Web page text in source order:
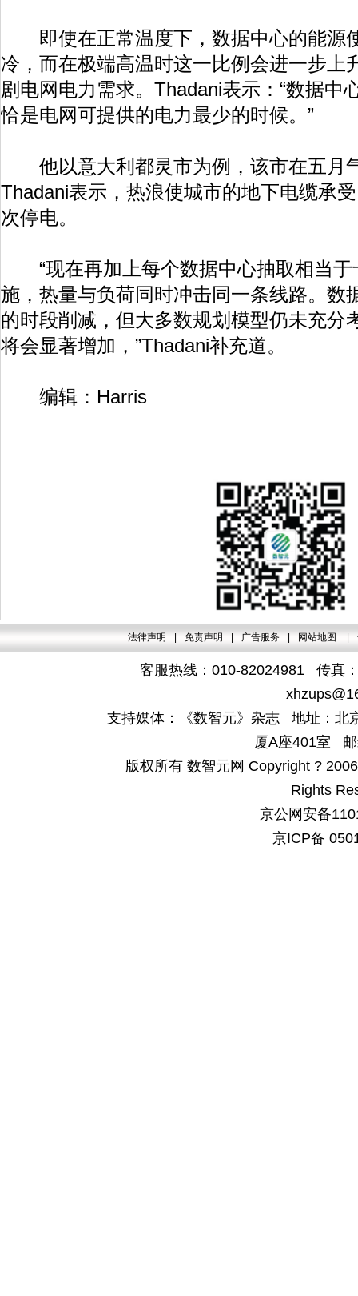
即使在正常温度下，数据中心的能源
冷，而在极端高温时这一比例会进一步上
剧电网电力需求。Thadani表示：“数据中
恰是电网可提供的电力最少的时候。”
他以意大利都灵市为例，该市在五月
Thadani表示，热浪使城市的地下电缆承
次停电。
“现在再加上每个数据中心抽取相当于
施，热量与负荷同时冲击同一条线路。数
的时段削减，但大多数规划模型仍未充分
将会显著增加，”Thadani补充道。
编辑：Harris
法律声明 免责声明 广告服务 网站地图
客服热线：010-82024981 传真
支持媒体：《数智元》杂志 地址：北
厦A座401室
版权所有 数智元网 Copyright ?
Rights
京公网安备
京ICP备